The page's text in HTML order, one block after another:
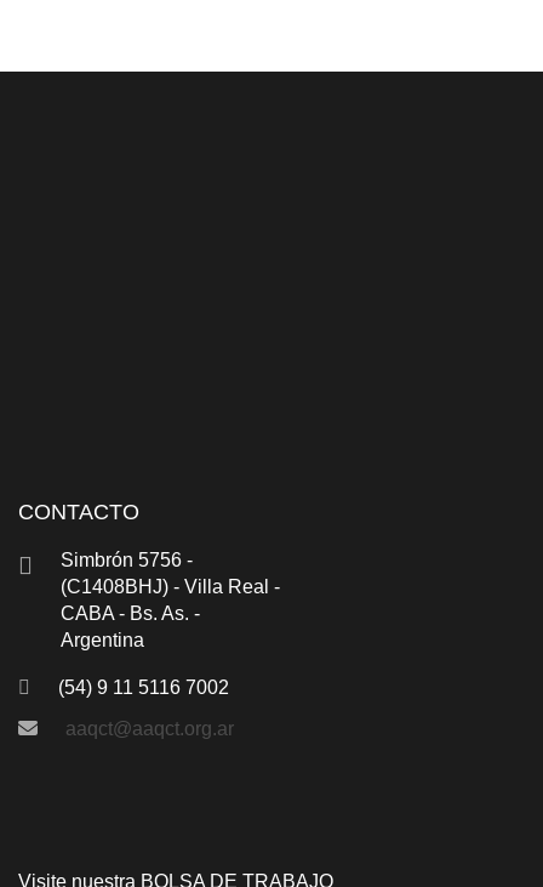
CONTACTO
Simbrón 5756 -
(C1408BHJ) - Villa Real -
CABA - Bs. As. -
Argentina
(54) 9 11 5116 7002
aaqct@aaqct.org.ar
Visite nuestra BOLSA DE TRABAJO